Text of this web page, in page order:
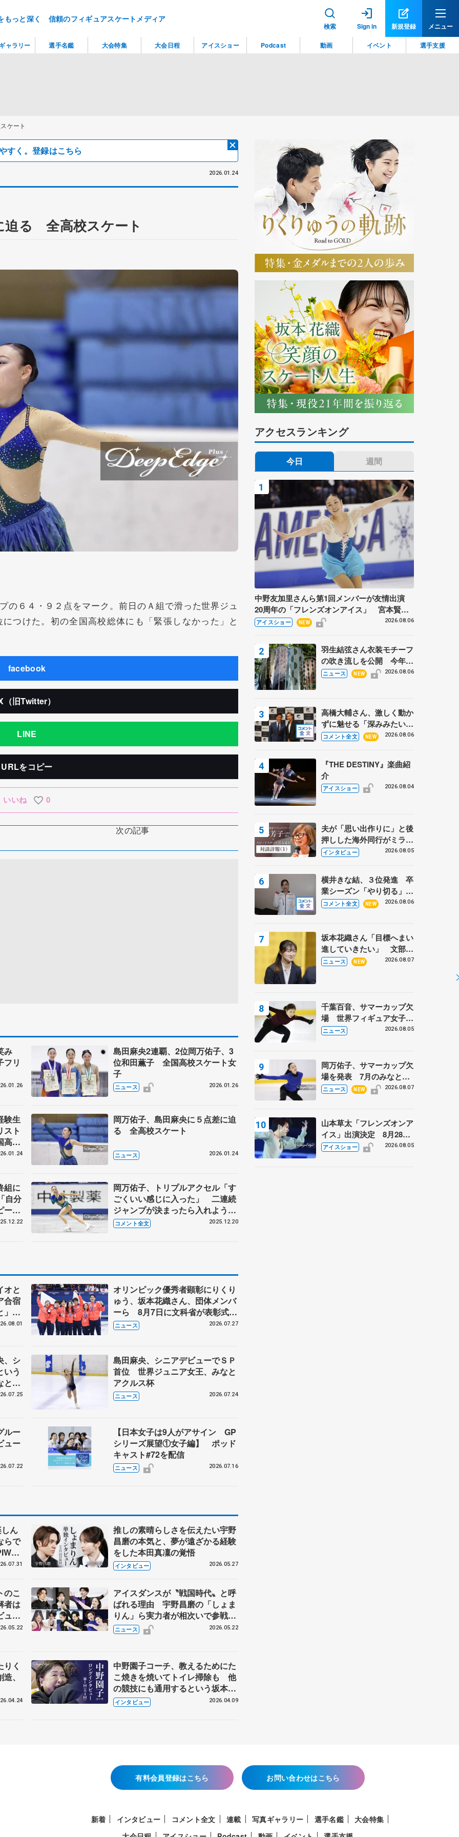
もっと深く 信頼のフィギュアスケートメディア
検索 Sign in 新規登録 メニュー
ケート
すく。登録はこちら
2026.01.24
迫る 全高校スケート
６４・９２点をマーク。前日のＡ組で滑った世界ジュ
つけた。初の全国高校総体にも「緊張しなかった」と
facebook
（旧Twitter）
LINE
URLをコピー
いいね 0
次の記事
み
フリ
島田麻央2連覇、2位岡万佑子、3
位和田薫子 全国高校スケート女
子
ニュース 2026.01.26
験生
ト
高校
岡万佑子、島田麻央に５点差に迫
る 全高校スケート
ニュース 2026.01.24
組に
自分
ー
本フ
岡万佑子、トリプルアクセル「す
ごくいい感じに入った」 二連続
ジャンプが決まったら入れようと
【全日本フィギュア女子SP】
コメント全文 2025.12.20
オと
合宿
と」
、岡
オリンピック優秀者顕彰にりくり
ゅう、坂本花織さん、団体メンバ
ーら 8月7日に文科省が表彰式、
ブルーノ・マルコット、中野園子
らコーチも
ニュース 2026.07.27
、シ
う
とア
島田麻央、シニアデビューでＳＰ
首位 世界ジュニア女王、みなと
アクルス杯
ニュース 2026.07.24
ルー
ュー
【日本女子は9人がアサイン GP
シリーズ展望①女子編】 ポッド
キャスト#72を配信
ニュース 2026.07.16
ん
らで
前
推しの素晴らしさを伝えたい宇野
昌磨の本気と、夢が遠ざかる経験
をした本田真凜の覚悟
インタビュー 2026.05.27
のこ
者は
ュー
人、
アイスダンスが〝戦国時代〟と呼
ばれる理由 宇野昌磨の「しょま
りん」ら実力者が相次いで参戦
国内の競争激化
ニュース 2026.05.22
く
、
中野園子コーチ、教えるためにた
こ焼きを焼いてトイレ掃除も 他
の競技にも通用するという坂本花
織の筋肉
インタビュー 2026.04.09
アクセスランキング
今日 週間
中野友加里さんら第1回メンバーが友情出演
20周年の「フレンズオンアイス」 宮本賢二
さん、有川梨絵さん、田村岳斗さんも
アイスショー NEW 2026.08.06
羽生結弦さん衣装モチーフ
の吹き流しを公開 今年は
「春よ、来い」、仙台の瑞
ニュース NEW 2026.08.06
高橋大輔さん、激しく動か
ずに魅せる「深みみたいな
ものは出てきている？」
あい
コメント全文 NEW 2026.08.06
『THE DESTINY』楽曲紹
介
アイスショー 2026.08.04
夫が「思い出作りに」と後
押しした海外同行がミラノ
まで… 繁華街のリンクで
に 小林芳子さんが振り返
るスケート人生
インタビュー 2026.08.05
横井きな結、３位発進 卒
業シーズン「やり切る」
【みなとアクルス杯SP】
コメント全文 NEW 2026.08.06
坂本花織さん「目標へまい
進していきたい」 文部科
学省スポーツ表彰式で代表
ニュース NEW 2026.08.07
千葉百音、サマーカップ欠
場 世界フィギュア女子2
位
ニュース 2026.08.05
岡万佑子、サマーカップ欠
場を発表 7月のみなとア
クルス杯は腰痛の影響で
ニュース NEW 2026.08.07
山本草太「フレンズオンア
イス」出演決定 8月28日
（金）2公演のみ 荒川静
アイスショー 2026.08.05
有料会員登録はこちら お問い合わせはこちら
新着 インタビュー コメント全文 連載 写真ギャラリー 選手名鑑
大会特集
ャラリー 選手名鑑 大会特集 大会日程 アイスショー Podcast 動画 イベント 選手支援